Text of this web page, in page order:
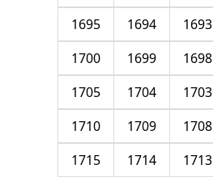
1693
1694
1695
1698
1699
1700
1703
1704
1705
1708
1709
1710
1713
1714
1715